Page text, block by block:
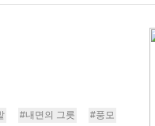
#내면의 그릇 #풍모